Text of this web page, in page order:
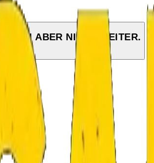
ABER NICHT WEITER.